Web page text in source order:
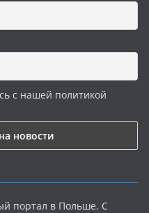
с нашей политикой
портал в Польше. С